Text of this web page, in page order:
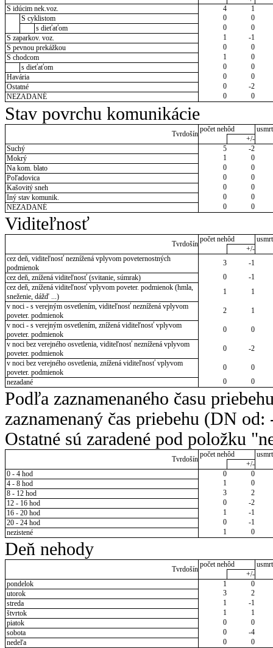
S idúcim nek.voz.
4
1
S cyklistom
0
0
s dieťaťom
0
0
S zaparkov. voz.
1
-1
S pevnou prekážkou
0
0
S chodcom
1
0
s dieťaťom
0
0
Havária
0
0
Ostatné
0
-2
NEZADANÉ
0 0
Stav povrchu komunikácie
Tvrdošín
počet nehôd
+/-
Suchý
5
-2
Mokrý
1
0
Na kom. blato
0
0
Poľadovica
0
0
Kašovitý sneh
0
0
Iný stav komunik.
0
0
NEZADANÉ
0 0
Viditeľnosť
Tvrdošín
počet nehôd
+/-
cez deň, viditeľnosť neznížená vplyvom poveternostných
podmienok
3
-1
cez deň, znížená viditeľnosť (svitanie, súmrak)
0
-1
cez deň, znížená viditeľnosť vplyvom poveter. podmienok (hmla,
sneženie, dážď ...)
1
1
v noci - s verejným osvetlením, viditeľnosť neznížená vplyvom
poveter. podmienok
2
1
v noci - s verejným osvetlením, znížená viditeľnosť vplyvom
poveter. podmienok
0
0
v noci bez verejného osvetlenia, viditeľnosť neznížená vplyvom
poveter. podmienok
0
-2
v noci bez verejného osvetlenia, znížená viditeľnosť vplyvom
poveter. podmienok
0
0
nezadané
0 0
Podľa zaznamenaného času
zaznamenaný čas priebehu (DN
Ostatné sú zaradené pod položku
Tvrdošín
počet nehôd
+/-
0 - 4 hod
0
0
4 - 8 hod
1
0
8 - 12 hod
3
2
12 - 16 hod
0
-2
16 - 20 hod
1
-1
20 - 24 hod
0
-1
nezistené
1 0
Deň nehody
Tvrdošín
počet nehôd
+/-
pondelok
1
0
utorok
3
2
streda
1
-1
štvrtok
1
1
piatok
0
0
sobota
0
-4
nedeľa
0 0